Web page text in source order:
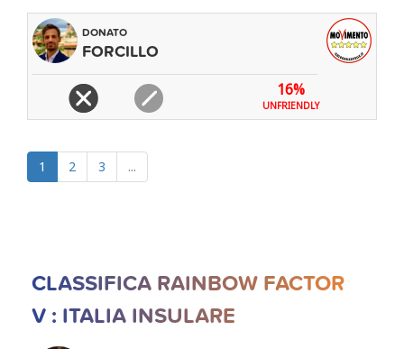
DONATO
FORCILLO
16%
UNFRIENDLY
1 2 3 ...
CLASSIFICA RAINBOW FACTOR
V : ITALIA INSULARE